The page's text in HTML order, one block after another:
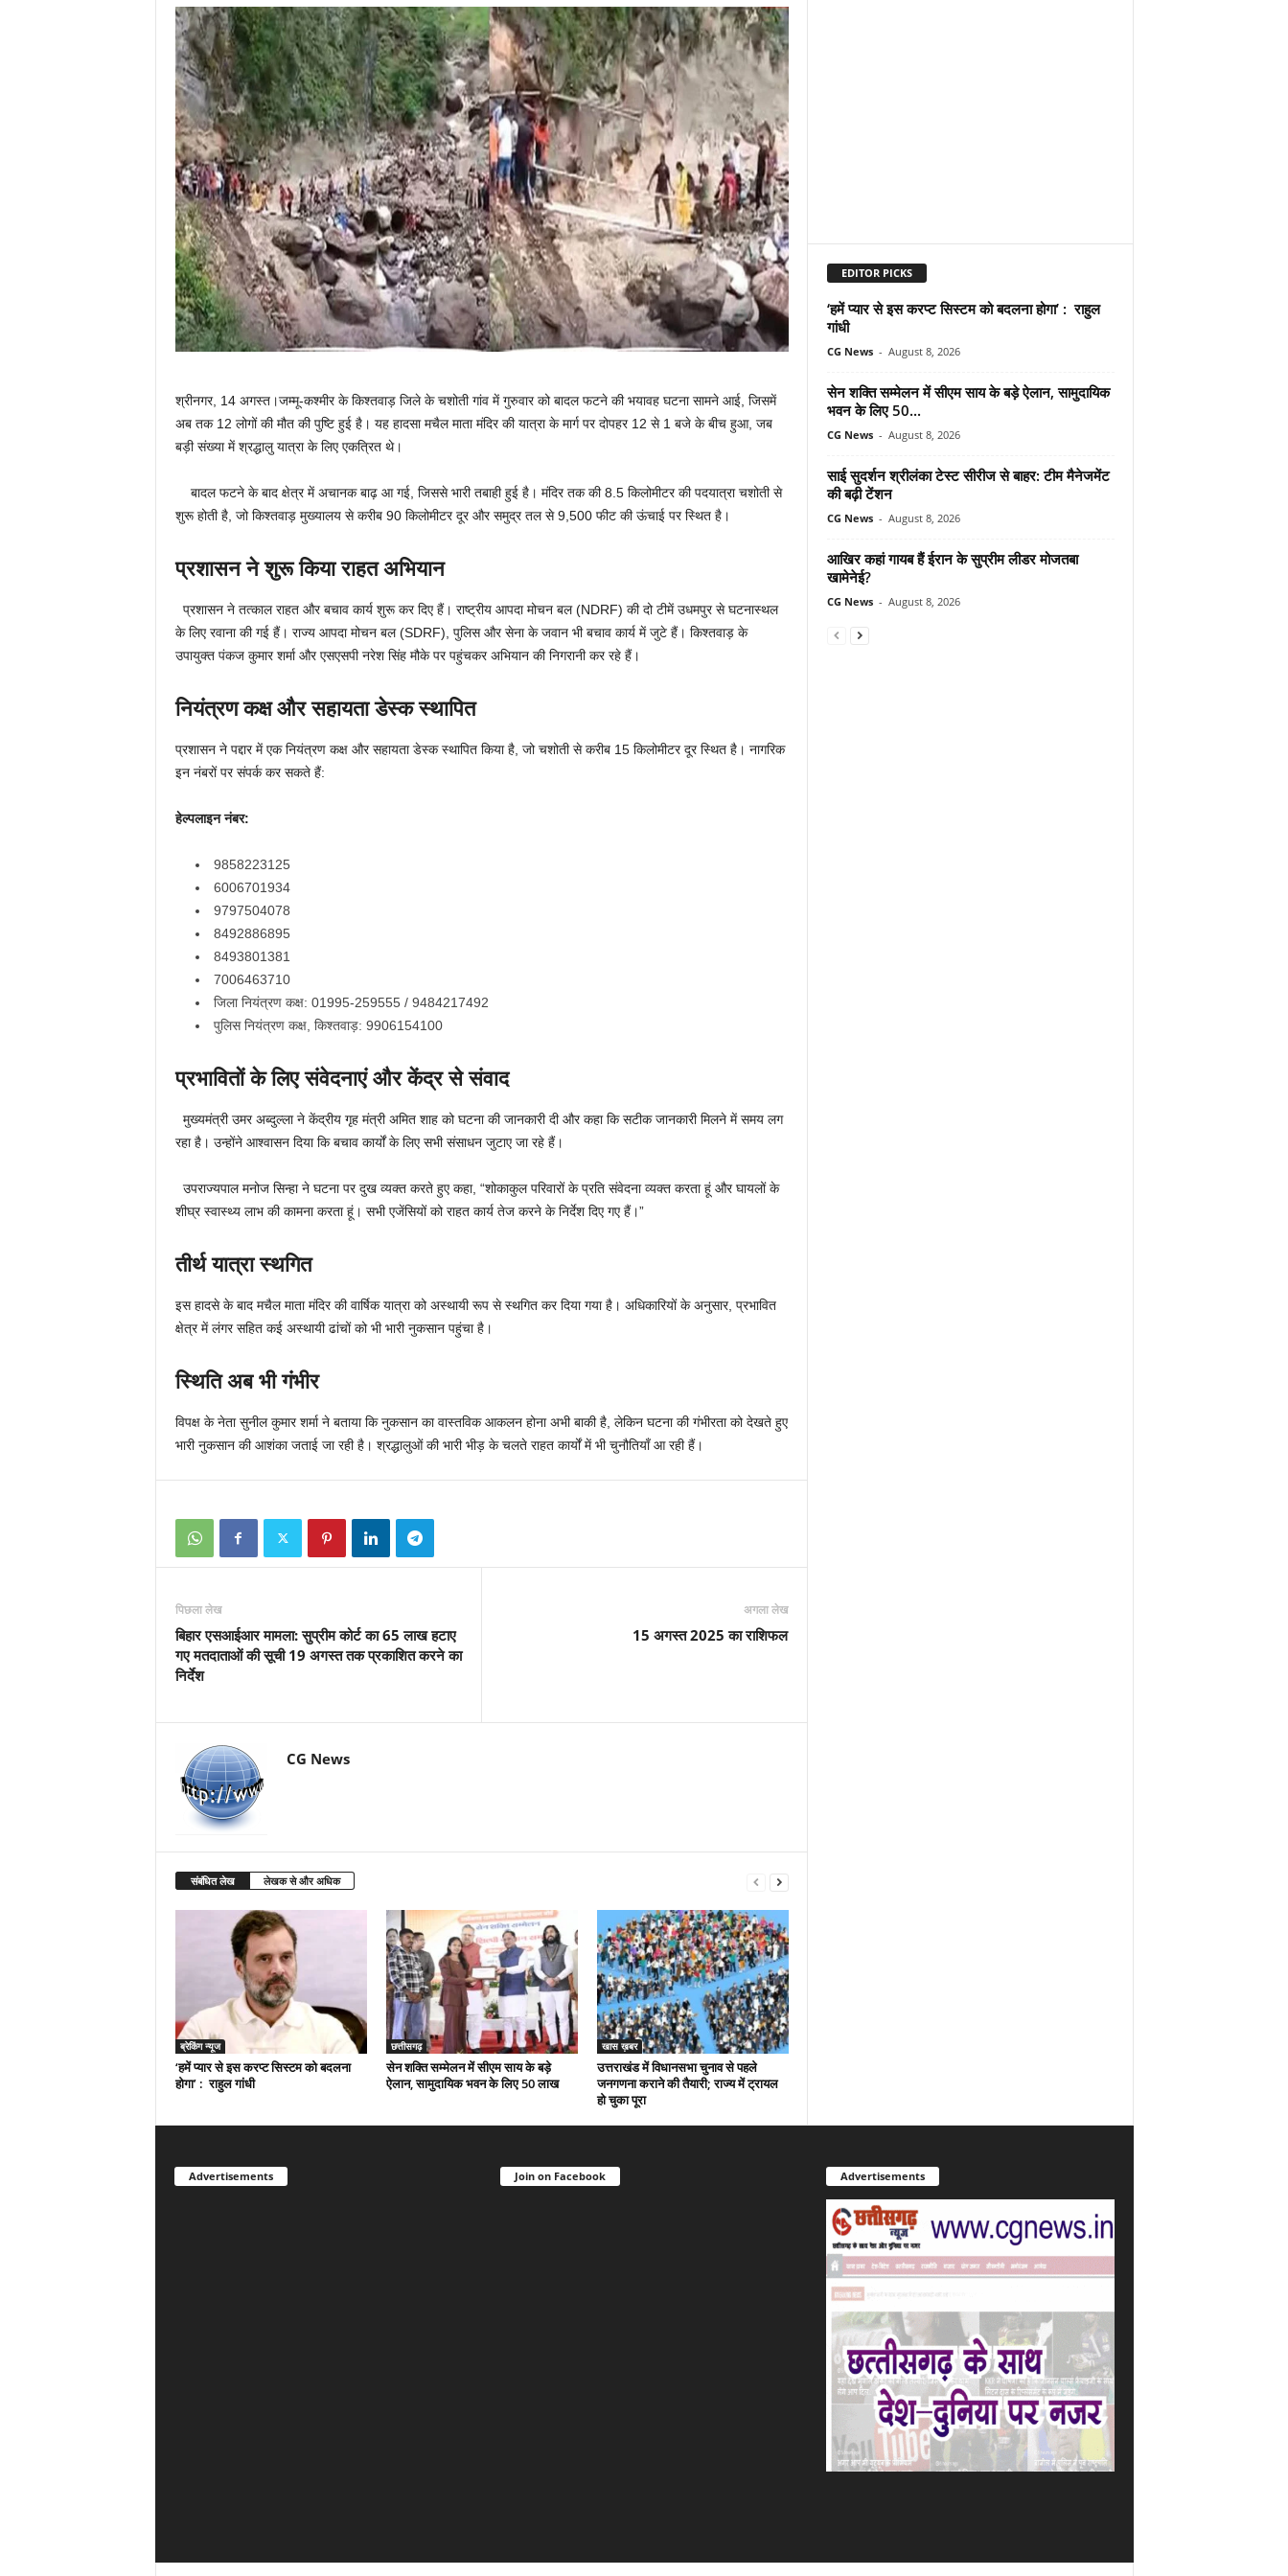
श्रीनगर, 14 अगस्त।जम्मू-कश्मीर के किश्तवाड़ जिले के चशोती गांव में गुरुवार को बादल फटने की भयावह घटना सामने आई, जिसमें
अब तक 12 लोगों की मौत की पुष्टि हुई है। यह हादसा मचैल माता मंदिर की यात्रा के मार्ग पर दोपहर 12 से 1 बजे के बीच हुआ, जब
बड़ी संख्या में श्रद्धालु यात्रा के लिए एकत्रित थे।
बादल फटने के बाद क्षेत्र में अचानक बाढ़ आ गई, जिससे भारी तबाही हुई है। मंदिर तक की 8.5 किलोमीटर की पदयात्रा चशोती से
शुरू होती है, जो किश्तवाड़ मुख्यालय से करीब 90 किलोमीटर दूर और समुद्र तल से 9,500 फीट की ऊंचाई पर स्थित है।
प्रशासन ने शुरू किया राहत अभियान
प्रशासन ने तत्काल राहत और बचाव कार्य शुरू कर दिए हैं। राष्ट्रीय आपदा मोचन बल (NDRF) की दो टीमें उधमपुर से घटनास्थल
के लिए रवाना की गई हैं। राज्य आपदा मोचन बल (SDRF), पुलिस और सेना के जवान भी बचाव कार्य में जुटे हैं। किश्तवाड़ के
उपायुक्त पंकज कुमार शर्मा और एसएसपी नरेश सिंह मौके पर पहुंचकर अभियान की निगरानी कर रहे हैं।
नियंत्रण कक्ष और सहायता डेस्क स्थापित
प्रशासन ने पद्दार में एक नियंत्रण कक्ष और सहायता डेस्क स्थापित किया है, जो चशोती से करीब 15 किलोमीटर दूर स्थित है। नागरिक
इन नंबरों पर संपर्क कर सकते हैं:
हेल्पलाइन नंबर:
9858223125
6006701934
9797504078
8492886895
8493801381
7006463710
जिला नियंत्रण कक्ष: 01995-259555 / 9484217492
पुलिस नियंत्रण कक्ष, किश्तवाड़: 9906154100
प्रभावितों के लिए संवेदनाएं और केंद्र से संवाद
मुख्यमंत्री उमर अब्दुल्ला ने केंद्रीय गृह मंत्री अमित शाह को घटना की जानकारी दी और कहा कि सटीक जानकारी मिलने में समय लग
रहा है। उन्होंने आश्वासन दिया कि बचाव कार्यों के लिए सभी संसाधन जुटाए जा रहे हैं।
उपराज्यपाल मनोज सिन्हा ने घटना पर दुख व्यक्त करते हुए कहा, “शोकाकुल परिवारों के प्रति संवेदना व्यक्त करता हूं और घायलों के
शीघ्र स्वास्थ्य लाभ की कामना करता हूं। सभी एजेंसियों को राहत कार्य तेज करने के निर्देश दिए गए हैं।”
तीर्थ यात्रा स्थगित
इस हादसे के बाद मचैल माता मंदिर की वार्षिक यात्रा को अस्थायी रूप से स्थगित कर दिया गया है। अधिकारियों के अनुसार, प्रभावित
क्षेत्र में लंगर सहित कई अस्थायी ढांचों को भी भारी नुकसान पहुंचा है।
स्थिति अब भी गंभीर
विपक्ष के नेता सुनील कुमार शर्मा ने बताया कि नुकसान का वास्तविक आकलन होना अभी बाकी है, लेकिन घटना की गंभीरता को देखते हुए
भारी नुकसान की आशंका जताई जा रही है। श्रद्धालुओं की भारी भीड़ के चलते राहत कार्यों में भी चुनौतियाँ आ रही हैं।
पिछला लेख
बिहार एसआईआर मामला: सुप्रीम कोर्ट का 65 लाख हटाए
गए मतदाताओं की सूची 19 अगस्त तक प्रकाशित करने का
निर्देश
अगला लेख
15 अगस्त 2025 का राशिफल
CG News
संबंधित लेख लेखक से और अधिक
ब्रेकिंग न्यूज
‘हमें प्यार से इस करप्ट सिस्टम को बदलना
होगा’ : राहुल गांधी
छत्तीसगढ़
सेन शक्ति सम्मेलन में सीएम साय के बड़े
ऐलान, सामुदायिक भवन के लिए 50 लाख
खास ख़बर
उत्तराखंड में विधानसभा चुनाव से पहले
जनगणना कराने की तैयारी; राज्य में ट्रायल
हो चुका पूरा
EDITOR PICKS
‘हमें प्यार से इस करप्ट सिस्टम को बदलना होगा’ : राहुल
गांधी
CG News - August 8, 2026
सेन शक्ति सम्मेलन में सीएम साय के बड़े ऐलान, सामुदायिक
भवन के लिए 50...
CG News - August 8, 2026
साई सुदर्शन श्रीलंका टेस्ट सीरीज से बाहर: टीम मैनेजमेंट
की बढ़ी टेंशन
CG News - August 8, 2026
आखिर कहां गायब हैं ईरान के सुप्रीम लीडर मोजतबा
खामेनेई?
CG News - August 8, 2026
Advertisements Join on Facebook Advertisements